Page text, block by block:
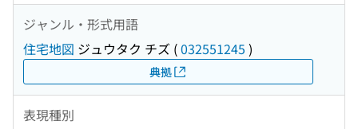
ジャンル・形式用語
住宅地図 ジュウタク チズ (032551245 )
典拠
表現種別